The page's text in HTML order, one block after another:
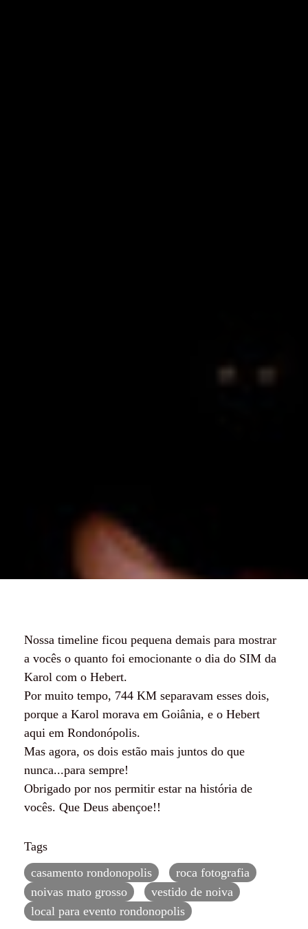
Nossa timeline ficou pequena demais para mostrar
a vocês o quanto foi emocionante o dia do SIM da
Karol com o Hebert.
Por muito tempo, 744 KM separavam esses dois,
porque a Karol morava em Goiânia, e o Hebert
aqui em Rondonópolis.
Mas agora, os dois estão mais juntos do que
nunca...para sempre!
Obrigado por nos permitir estar na história de
vocês. Que Deus abençoe!!
Tags
casamento rondonopolis
roca fotografia
noivas mato grosso
vestido de noiva
local para evento rondonopolis